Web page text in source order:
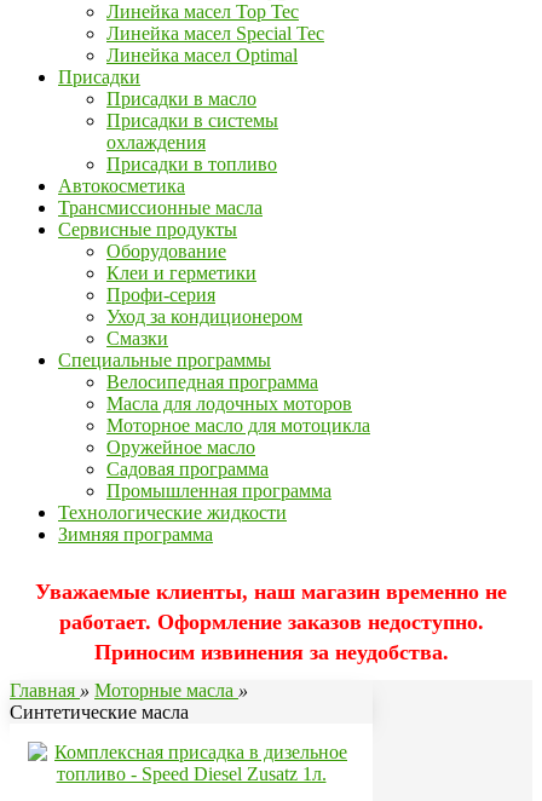
Линейка масел Top Tec
Линейка масел Special Tec
Линейка масел Optimal
Присадки
Присадки в масло
Присадки в системы
охлаждения
Присадки в топливо
Автокосметика
Трансмиссионные масла
Сервисные продукты
Оборудование
Клеи и герметики
Профи-серия
Уход за кондиционером
Смазки
Специальные программы
Велосипедная программа
Масла для лодочных моторов
Моторное масло для мотоцикла
Оружейное масло
Садовая программа
Промышленная программа
Технологические жидкости
Зимняя программа
Уважаемые клиенты, наш магазин временно не
работает. Оформление заказов недоступно.
Приносим извинения за неудобства.
Главная » Моторные масла »
Синтетические масла